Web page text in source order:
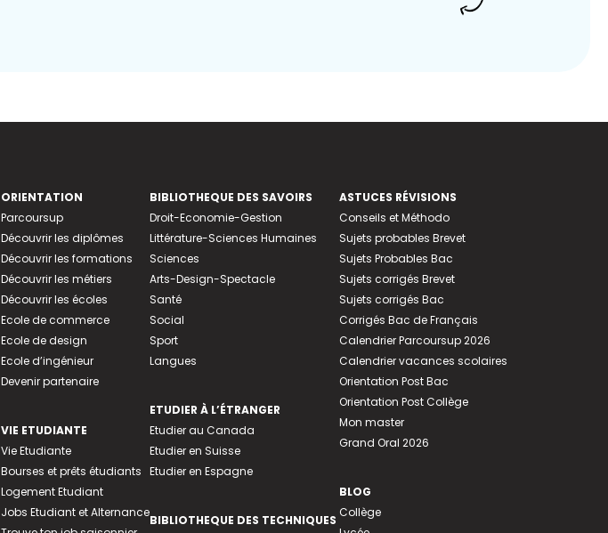
ORIENTATION
Parcoursup
Découvrir les diplômes
Découvrir les formations
Découvrir les métiers
Découvrir les écoles
Ecole de commerce
Ecole de design
Ecole d’ingénieur
Devenir partenaire
VIE ETUDIANTE
Vie Etudiante
Bourses et prêts étudiants
Logement Etudiant
Jobs Etudiant et Alternance
BIBLIOTHEQUE DES SAVOIRS
Droit-Economie-Gestion
Littérature-Sciences Humaines
Sciences
Arts-Design-Spectacle
Santé
Social
Sport
Langues
ETUDIER À L’ÉTRANGER
Etudier au Canada
Etudier en Suisse
Etudier en Espagne
BIBLIOTHEQUE DES TECHNIQUES
ASTUCES RÉVISIONS
Conseils et Méthodo
Sujets probables Brevet
Sujets Probables Bac
Sujets corrigés Brevet
Sujets corrigés Bac
Corrigés Bac de Français
Calendrier Parcoursup 2026
Calendrier vacances scolaires
Orientation Post Bac
Orientation Post Collège
Mon master
Grand Oral 2026
BLOG
Collège